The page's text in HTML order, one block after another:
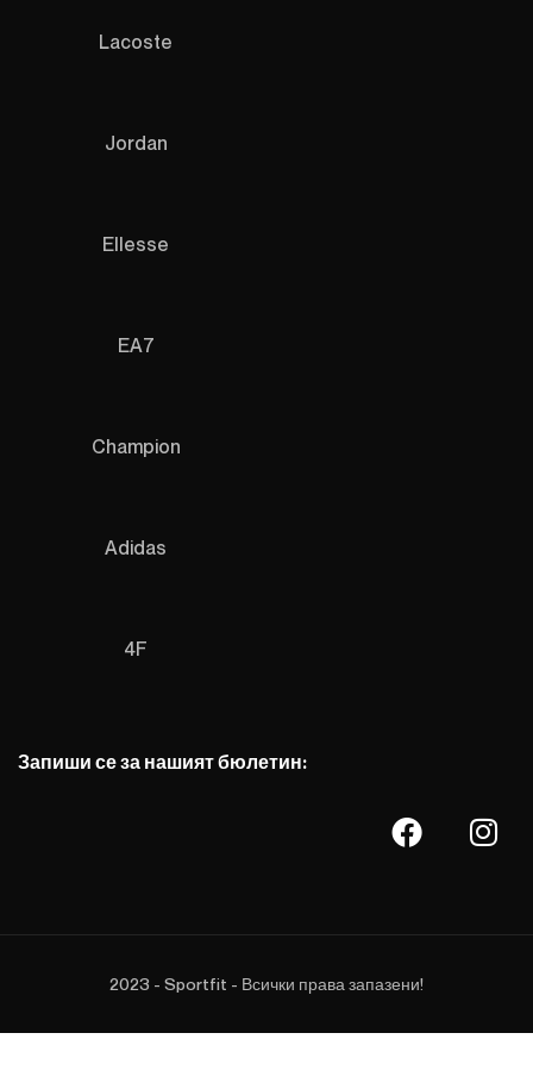
Lacoste
Jordan
Ellesse
EA7
Champion
Adidas
4F
Запиши се за нашият бюлетин:
2023 - Sportfit - Всички права запазени!